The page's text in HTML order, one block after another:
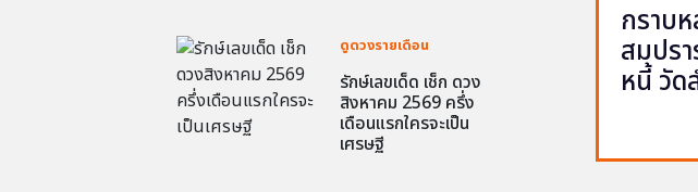
ดูดวงรายเดือน
รักษ์เลขเด็ด เช็ก ดวง
สิงหาคม 2569 ครึ่ง
เดือนแรกใครจะเป็น
เศรษฐี
กราบ
สมปร
หนี้ วัด